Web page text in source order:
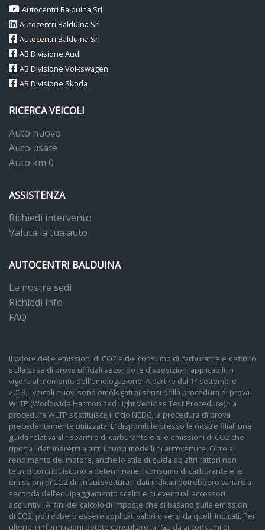
Autocentri Balduina Srl
Autocentri Balduina Srl
Autocentri Balduina Srl
AB Divisione Audi
AB Divisione Volkswagen
AB Divisione Skoda
RICERCA VEICOLI
Auto nuove
Auto usate
Auto km 0
ASSISTENZA
Richiedi intervento
Valuta la tua auto
AUTOCENTRI BALDUINA
Le nostre sedi
Richiedi info
FAQ
Il valore delle emissioni di CO2 e del consumo di carburante è definito
sulla base di prove ufficiali secondo le disposizioni applicabili in
vigore al momento dell'omologazione. A partire dal 1° settembre
2018, i veicoli nuovi sono omologati ai sensi della procedura di prova
WLTP (Worldwide Harmonized Light Vehicles Test Procedure). La
procedura WLTP sostituisce il ciclo NEDC, la procedura di prova
precedentemente utilizzata. E’ disponibile presso le nostre filiali una
guida relativa al risparmio di carburante e alle emissioni di CO2 che
riporta i dati inerenti a tutti i nuovi modelli di autovetture. Oltre al
rendimento del motore, anche lo stile di guida ed altri fattori non
tecnici contribuiscono a determinare il consumo di carburante e le
emissioni di CO2 di un’autovettura. I dati indicati potrebbero variare a
seconda dell’equipaggiamento scelto e di eventuali accessori
aggiuntivi. Ai fini del calcolo di imposte che si basano sulle emissioni
di CO2, potrebbero essere applicati valori diversi da quelli indicati. Per
ulteriori informazioni potete consultare la “Guida ai consumi di